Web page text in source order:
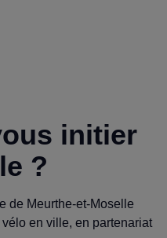
initier
?
de Meurthe-et-Moselle
en ville, en partenariat